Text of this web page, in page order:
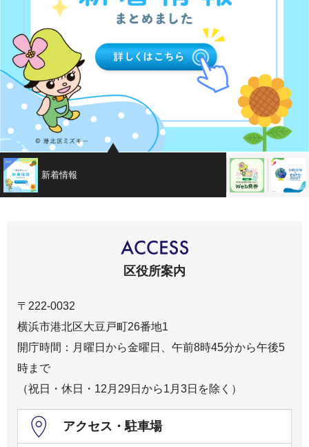
新着情報 Web発券
区役所案内
〒222-0032
横浜市港北区大豆戸町26番地1
開庁時間：月曜日から金曜日、午前8時45分から午後5
時まで
（祝日・休日・12月29日から1月3日を除く）
アクセス・駐車場